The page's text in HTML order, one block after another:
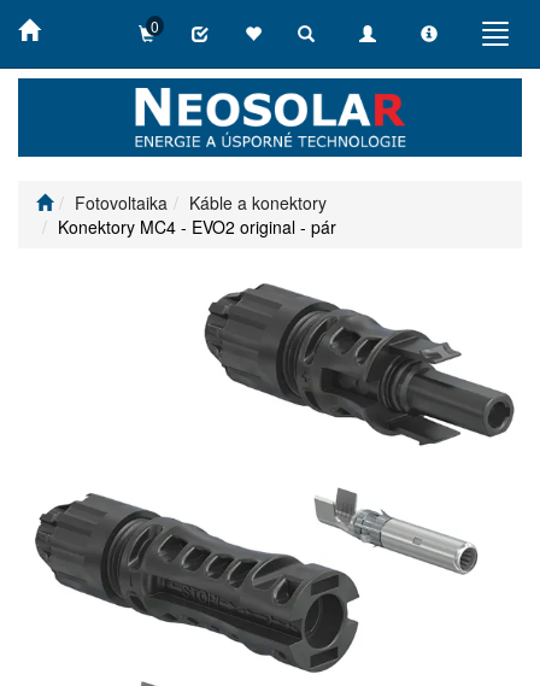
Toggle
Toggle
Toggle
0
Fotovoltaika
Káble a konektory
Konektory MC4 - EVO2 original - pár